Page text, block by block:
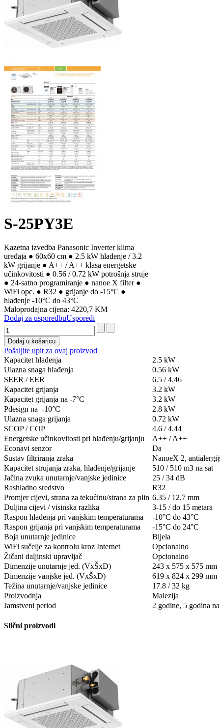
S-25PY3E
Kazetna izvedba Panasonic Inverter klima
uređaja ● 60x60 cm ● 2.5 kW hlađenje / 3.2
kW grijanje ● A++ / A++ klasa energetske
učinkovitosti ● 0.56 / 0.72 kW potrošnja struje
● 24-satno programiranje ● nanoe X filter ●
WiFi opc. ● R32 ● grijanje do -15°C ●
hlađenje -10°C do 43°C
Maloprodajna cijena: 4220,7 KM
Dodaj za usporedbuUsporedi
Pošaljite upit za ovaj proizvod
Kapacitet hlađenja
2.5 kW
Ulazna snaga hlađenja
0.56 kW
SEER / EER
6.5 / 4.46
Kapacitet grijanja
3.2 kW
Kapacitet grijanja na -7°C
3.2 kW
Pdesign na -10°C
2.8 kW
Ulazna snaga grijanja
0.72 kW
SCOP / COP
4.6 / 4.44
Energetske učinkovitosti pri hlađenju/grijanju
A++ / A++
Econavi senzor
Da
Sustav filtriranja zraka
NanoeX 2,
Kapacitet strujanja zraka, hlađenje/grijanje
510 / 510 m3 na sat
Jačina zvuka unutarnje/vanjske jedinice
25 / 34 dB
Rashladno sredstvo
R32
Promjer cijevi, strana za tekućinu/strana za plin 6.35 / 12.7 mm
Duljina cijevi / visinska razlika
3-15 / do 15 metara
Raspon hlađenja pri vanjskim temperaturama
-10°C do 43°C
Raspon grijanja pri vanjskim temperaturama
-15°C do 24°C
Boja unutarnje jedinice
Bijela
WiFi sučelje za kontrolu kroz Internet
Opcionalno
Žičani daljinski upravljač
Opcionalno
Dimenzije unutarnje jed. (VxŠxD)
243 x 575 x 575 mm
Dimenzije vanjske jed. (VxŠxD)
619 x 824 x 299 mm
Težina unutarnje/vanjske jedinice
17.8 / 32 kg
Proizvodnja
Malezija
Jamstveni period
2 godine, 5 godina
Slični proizvodi